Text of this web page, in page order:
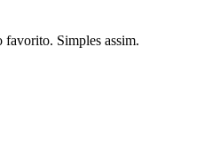
favorito. Simples assim.